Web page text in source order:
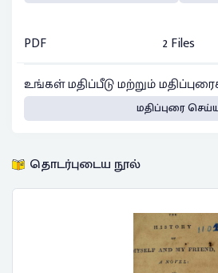
PDF
2 Files
உங்கள் மதிப்பீடு மற்றும்
மதிப்புரை
தொடர்புடைய நூல்